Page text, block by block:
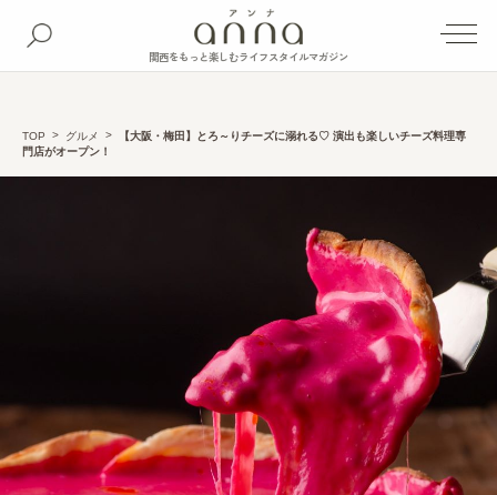
関西をもっと楽しむライフスタイルマガジン
TOP グルメ
【大阪・梅田】とろ～りチーズに溺れる♡ 演出も楽しいチーズ料理専
門店がオープン！